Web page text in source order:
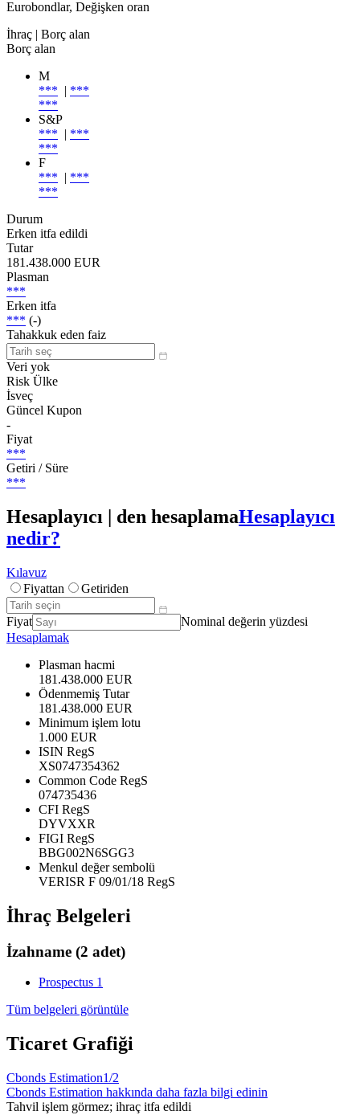
Eurobondlar, Değişken oran
İhraç | Borç alan
Borç alan
M
*** | ***
***
S&P
*** | ***
***
F
*** | ***
***
Durum
Erken itfa edildi
Tutar
181.438.000 EUR
Plasman
***
Erken itfa
*** (-)
Tahakkuk eden faiz
Veri yok
Risk Ülke
İsveç
Güncel Kupon
-
Fiyat
***
Getiri / Süre
***
Hesaplayıcı | den hesaplamaHesaplayıcı
nedir?
Kılavuz
Fiyattan
Getiriden
Fiyat
Nominal değerin yüzdesi
Hesaplamak
Plasman hacmi
181.438.000 EUR
Ödenmemiş Tutar
181.438.000 EUR
Minimum işlem lotu
1.000 EUR
ISIN RegS
XS0747354362
Common Code RegS
074735436
CFI RegS
DYVXXR
FIGI RegS
BBG002N6SGG3
Menkul değer sembolü
VERISR F 09/01/18 RegS
İhraç Belgeleri
İzahname (2 adet)
Prospectus 1
Tüm belgeleri görüntüle
Ticaret Grafiği
Cbonds Estimation1/2
Cbonds Estimation hakkında daha fazla bilgi edinin
Tahvil işlem görmez; ihraç itfa edildi